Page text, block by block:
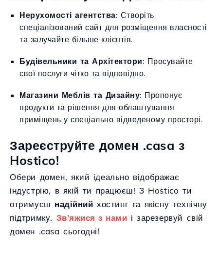
Нерухомості агентства: Створіть
спеціалізований сайт для розміщення власності
та залучайте більше клієнтів.
Будівельники та Архітектори: Просувайте
свої послуги чітко та відповідно.
Магазини Меблів та Дизайну: Пропонує
продукти та рішення для облаштування
приміщень у спеціально відведеному просторі.
Зареєструйте домен .casa з
Hostico!
Обери домен, який ідеально відображає
індустрію, в якій ти працюєш! З Hostico ти
отримуєш надійний хостинг та якісну технічну
підтримку. Зв’яжися з нами і зарезервуй свій
домен .casa сьогодні!